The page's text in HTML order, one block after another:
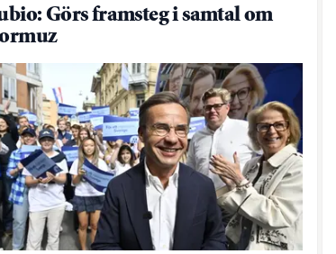
Görs framsteg i samtal om